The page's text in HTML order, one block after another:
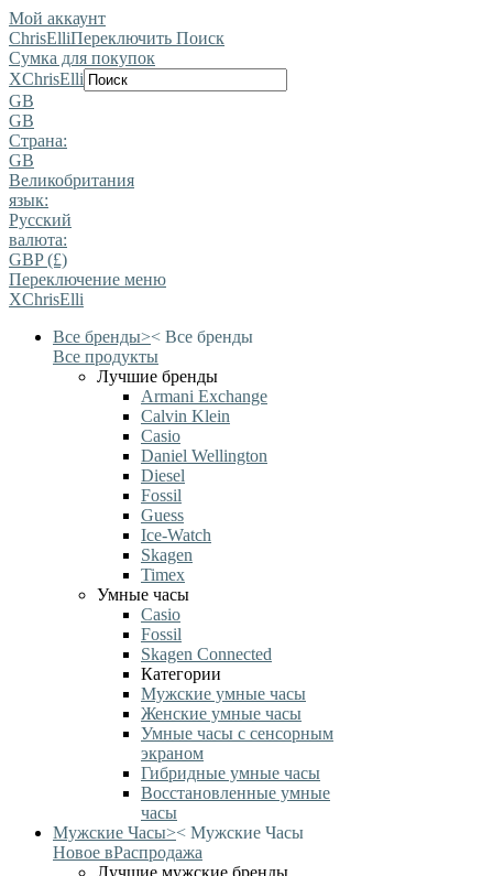
Мой аккаунт
ChrisElliПереключить Поиск
Сумка для покупок
XChrisElli
GB
GB
Страна:
GB
Великобритания
язык:
Pусский
валюта:
GBP (£)
Переключение меню
XChrisElli
Все бренды>< Все бренды
Все продукты
Лучшие бренды
Armani Exchange
Calvin Klein
Casio
Daniel Wellington
Diesel
Fossil
Guess
Ice-Watch
Skagen
Timex
Умные часы
Casio
Fossil
Skagen Connected
Категории
Мужские умные часы
Женские умные часы
Умные часы с сенсорным
экраном
Гибридные умные часы
Восстановленные умные
часы
Мужские Часы>< Мужские Часы
Новое вРаспродажа
Лучшие мужские бренды